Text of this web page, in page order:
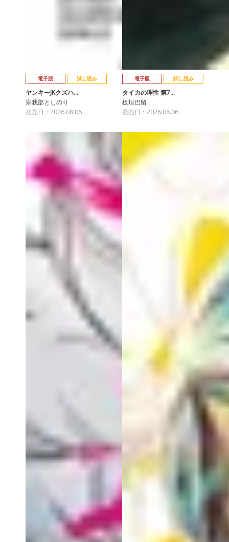
電子版 試し読み
ヤンキーJKクズハ…
宗我部としのり
発売日：2026.08.06
電子版 試し読み
タイカの理性 第7…
板垣巴留
発売日：2026.08.06